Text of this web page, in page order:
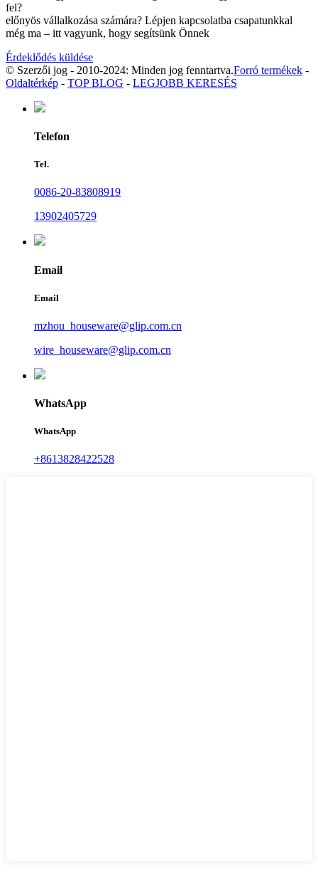
fel?
előnyös vállalkozása számára? Lépjen kapcsolatba csapatunkkal
még ma – itt vagyunk, hogy segítsünk Önnek
Érdeklődés küldése
© Szerzői jog - 2010-2024: Minden jog fenntartva.Forró termékek -
Oldaltérkép - TOP BLOG - LEGJOBB KERESÉS
Telefon
Tel.
0086-20-83808919
13902405729
Email
Email
mzhou_houseware@glip.com.cn
wire_houseware@glip.com.cn
WhatsApp
WhatsApp
+8613828422528